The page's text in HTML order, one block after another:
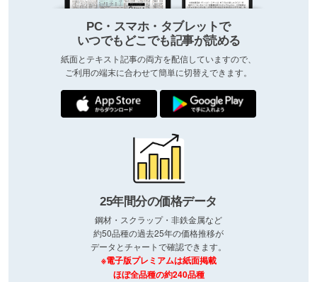
PC・スマホ・タブレットで
いつでもどこでも記事が読める
紙面とテキスト記事の両方を配信していますので、
ご利用の端末に合わせて簡単に切替えできます。
25年間分の価格データ
鋼材・スクラップ・非鉄金属など
約50品種の過去25年の価格推移が
データとチャートで確認できます。
※電子版プレミアムは紙面掲載
ほぼ全品種の約240品種